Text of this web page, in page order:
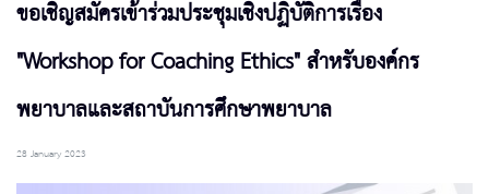
ขอเชิญสมัครเข้าร่วมประชุมเชิงปฏิบัติการเรื่อง
"Workshop for Coaching Ethics" สำหรับองค์กร
พยาบาลและสถาบันการศึกษาพยาบาล
28 January 2023